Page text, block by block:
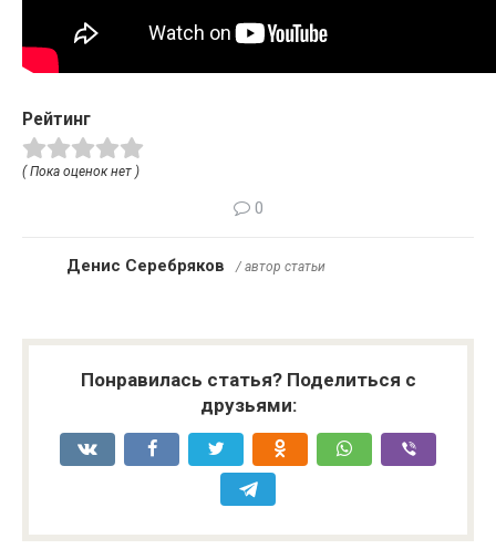
Рейтинг
( Пока оценок нет )
0
Денис Серебряков / автор статьи
Понравилась статья? Поделиться с
друзьями: